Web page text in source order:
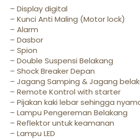
– Display digital
– Kunci Anti Maling (Motor lock)
– Alarm
– Dasbor
– Spion
– Double Suspensi Belakang
– Shock Breaker Depan
– Jagang Samping & Jagang
– Remote Kontrol with starter
– Pijakan kaki lebar sehingga
– Lampu Pengereman Belakang
– Reflektor untuk keamanan
– Lampu LED